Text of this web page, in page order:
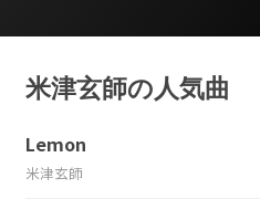
米津玄師の人気曲
Lemon
米津玄師